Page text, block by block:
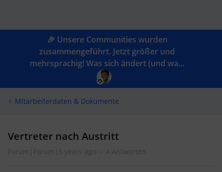
🎉 Unsere Communities wurden
zusammengeführt. Jetzt größer und
mehrsprachig! Was sich ändert (und wa...
Mitarbeiterdaten & Dokumente
Vertreter nach Austritt
Forum|Forum|5 years ago 4 Antworten